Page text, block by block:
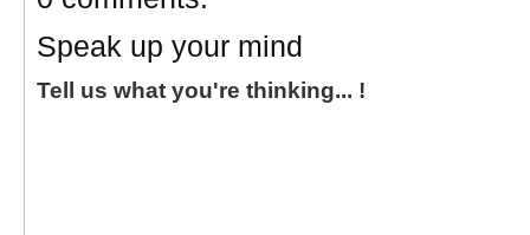
Speak up your mind
Tell us what you're thinking... !